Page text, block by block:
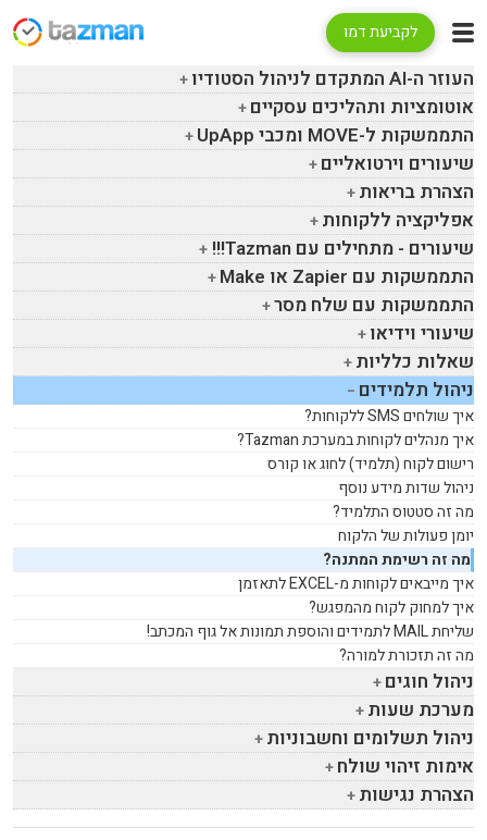
לקביעת דמו
העוזר ה-AI המתקדם לניהול הסטודיו
אוטומציות ותהליכים עסקיים
התממשקות ל-MOVE ומכבי UpApp
שיעורים וירטואליים
הצהרת בריאות
אפליקציה ללקוחות
שיעורים - מתחילים עם Tazman
!!!
התממשקות עם Zapier או Make
התממשקות עם שלח מסר
שיעורי וידיאו
שאלות כלליות
ניהול תלמידים
איך שולחיםSMSללקוחות?
איך מנהלים לקוחות במערכתTazman
?
רישום לקוח (תלמיד) לחוג או קורס
ניהול שדות מידע נוסף
מה זה סטטוס התלמיד?
יומן פעולות של הלקוח
מה זה רשימת המתנה?
איך מייבאים לקוחות מ-EXCELלתאזמן
איך למחוק לקוח מהמפגש?
שליחתMAILלתמידים והוספת תמונות אל גוף המכתב!
מה זה תזכורת למורה?
ניהול חוגים
מערכת שעות
ניהול תשלומים וחשבוניות
אימות זיהוי שולח
הצהרת נגישות